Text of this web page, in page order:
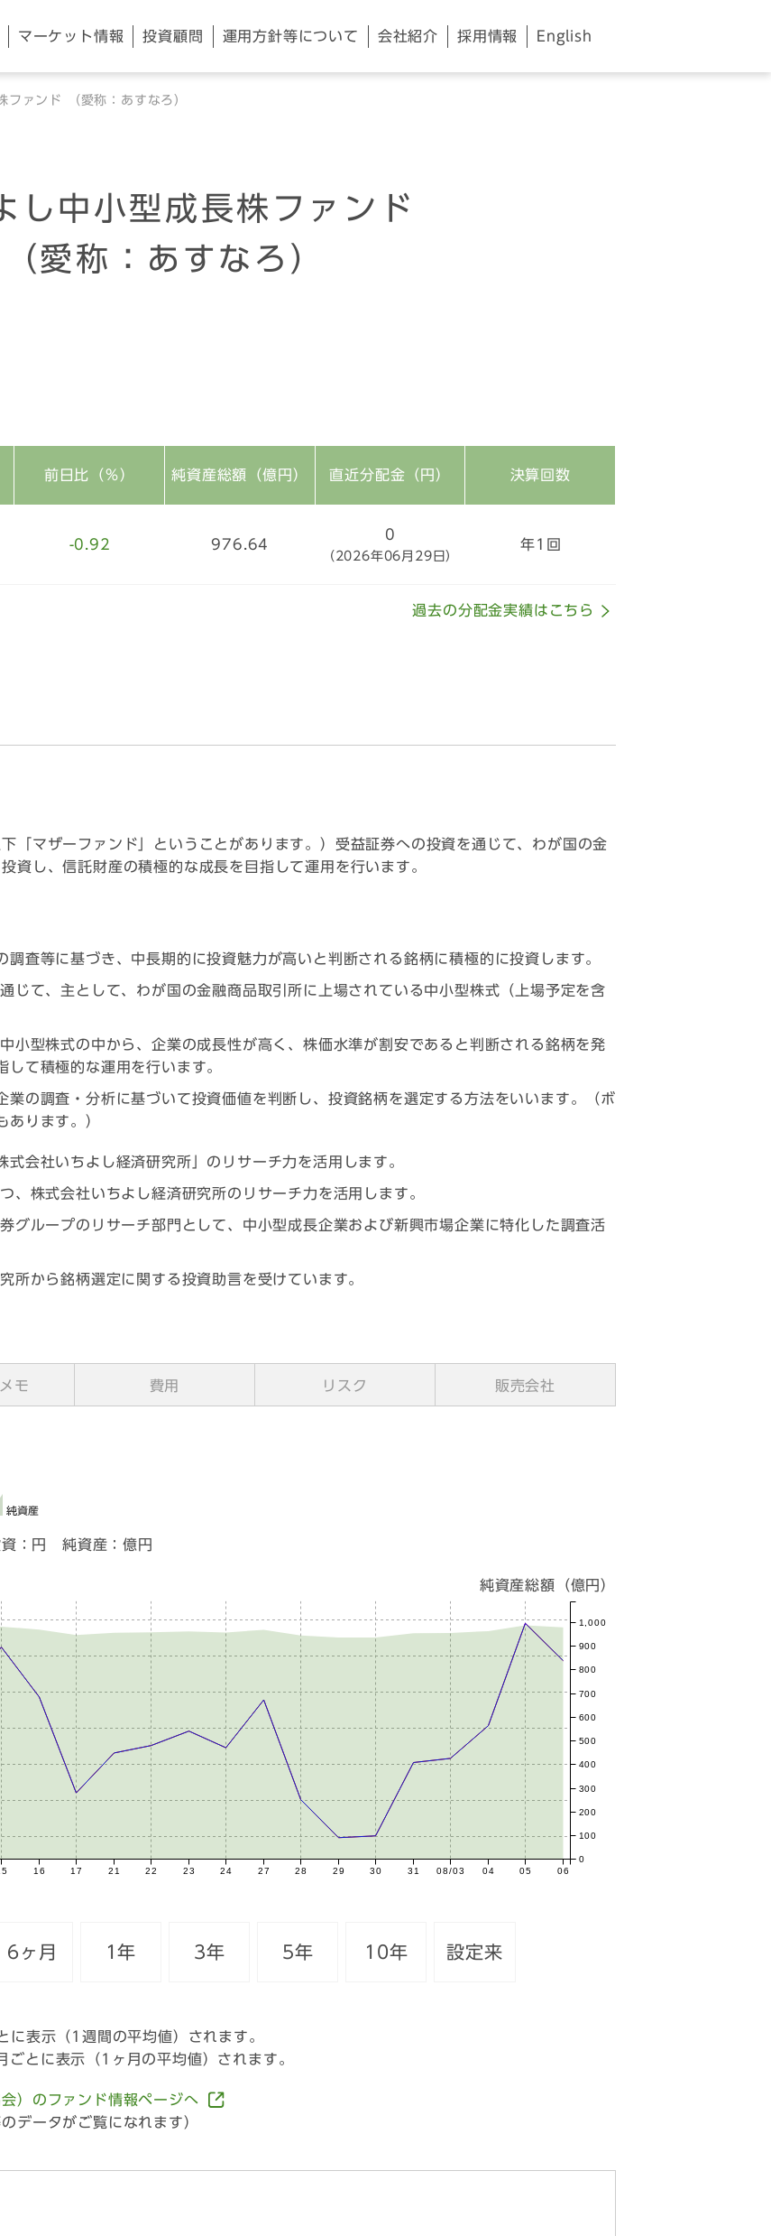
マーケット情報 投資顧問 運用方針等について 会社紹介 採用情報 English
ファンド （愛称：あすなろ）
し中小型成長株ファンド
（愛称：あすなろ）
前日比（％）
-0.92
純資産総額（億円）
976.64
直近分配金（円）
0
（2026年06月29日）
決算回数
年1回
過去の分配金実績はこちら
「マザーファンド」ということがあります。）受益証券への投資を通じて、わが国の金
資し、信託財産の積極的な成長を目指して運用を行います。
調査等に基づき、中長期的に投資魅力が高いと判断される銘柄に積極的に投資します。
じて、主として、わが国の金融商品取引所に上場されている中小型株式（上場予定を含
小型株式の中から、企業の成長性が高く、株価水準が割安であると判断される銘柄を発
て積極的な運用を行います。
の調査・分析に基づいて投資価値を判断し、投資銘柄を選定する方法をいいます。（ボ
あります。）
会社いちよし経済研究所」のリサーチ力を活用します。
、株式会社いちよし経済研究所のリサーチ力を活用します。
グループのリサーチ部門として、中小型成長企業および新興市場企業に特化した調査活
所から銘柄選定に関する投資助言を受けています。
モ 費用 リスク 販売会社
： 円 純資産：億円
純資産総額（億円）
16 17 21 22 23 24 27 28 29 30 31 08/03 04 05 06
0
100
200
300
400
500
600
700
800
900
1,000
6ヶ月 1年 3年 5年 10年 設定来
に表示（1週間の平均値）されます。
ごとに表示（1ヶ月の平均値）されます。
）のファンド情報ページへ
データがご覧になれます）